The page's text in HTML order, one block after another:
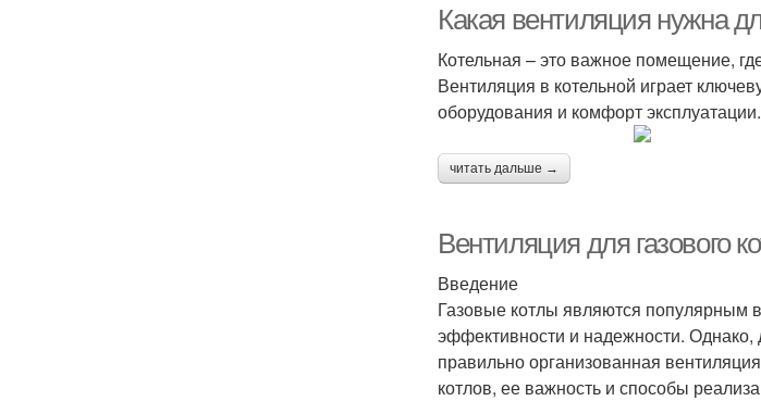
Какая вентиляция нужна
Котельная – это важное помещение,
Вентиляция в котельной играет
оборудования и комфорт эксплуатации.
читать дальше →
Вентиляция для газового
Введение
Газовые котлы являются популярным
эффективности и надежности. Однако,
правильно организованная
котлов, ее важность и способы